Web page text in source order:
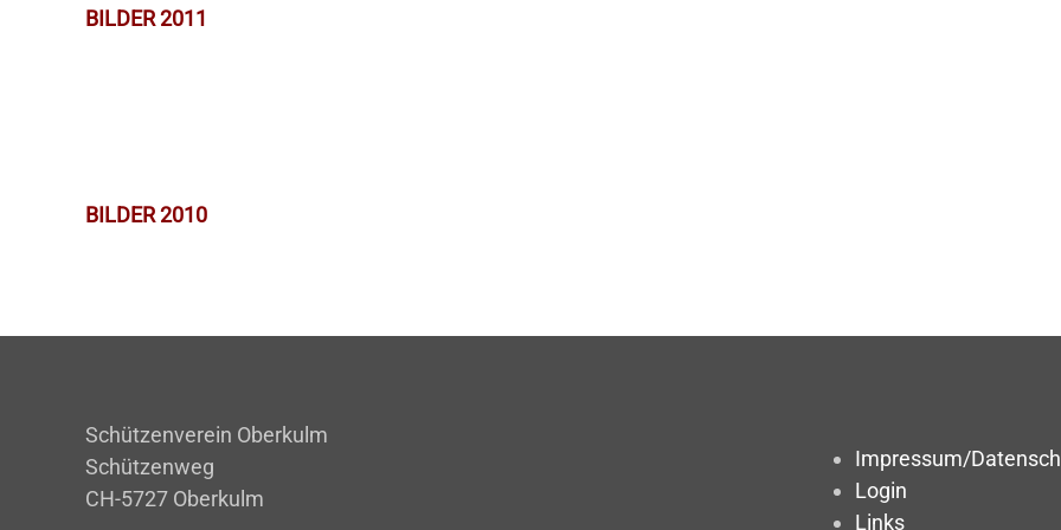
BILDER 2011
BILDER 2010
Schützenverein Oberkulm
Schützenweg
CH-5727 Oberkulm
Impressum/
Login
Links